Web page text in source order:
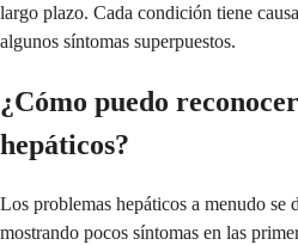
largo plazo. Cada condición tiene
algunos síntomas superpuestos.
¿Cómo puedo
hepáticos?
Los problemas hepáticos a menudo se
mostrando pocos síntomas en las